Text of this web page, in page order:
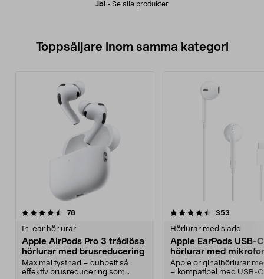
Jbl - Se alla produkter
Toppsäljare inom samma kategori
78recensioner
In-ear hörlurar
Apple AirPods Pro 3 trådlösa
hörlurar med brusreducering
Maximal tystnad – dubbelt så
effektiv brusreducering som
4.5 av 5 stjärnor 353
Hörlurar med sladd
Apple EarPods USB-
hörlurar med
Apple originalhörlurar
– kompatibel med USB-
4.5 av 5 stjärnor